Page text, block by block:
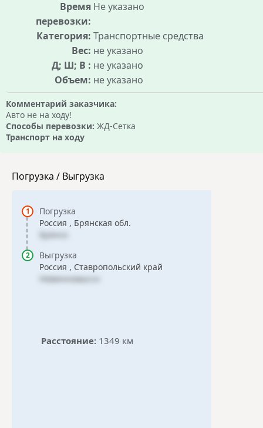
Время
перевозки:
Не указано
Категория: Транспортные средства
Вес: не указано
Д; Ш; В : не указано
Объем: не указано
Комментарий заказчика:
Авто не на ходу!
Способы перевозки: ЖД-Сетка
Транспорт на ходу
Погрузка / Выгрузка
Погрузка
Россия , Брянская обл.
Брянск
Выгрузка
Россия , Ставропольский край
Невинномысск
Расстояние: 1349 км